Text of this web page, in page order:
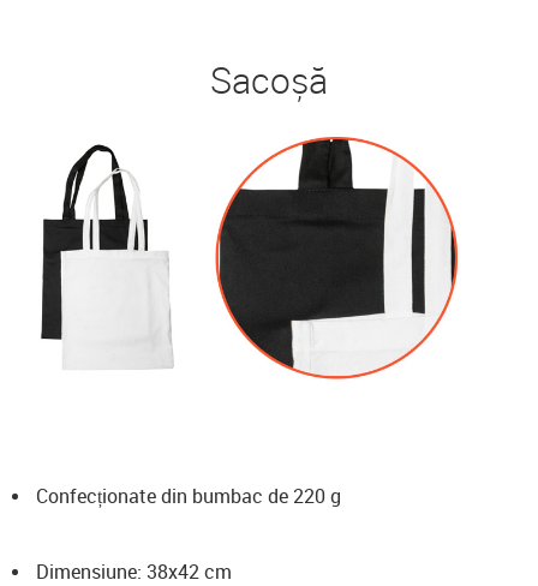
Sacoșă
Confecționate din bumbac de 220 g
Dimensiune: 38x42 cm